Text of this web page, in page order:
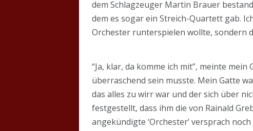
dem Schlagzeuger Martin Brauer
dem es sogar ein Streich-Quartett gab.
Orchester runterspielen wollte, sondern
“Ja, klar, da komme ich mit”, meinte
überraschend sein musste. Mein Gatte
das alles zu wirr war und der sich über
festgestellt, dass ihm die von Rainald
angekündigte ‘Orchester’ versprach